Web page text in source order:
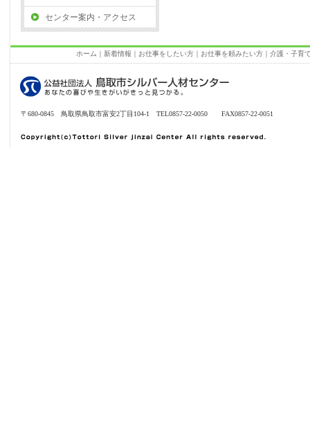
センター案内・アクセス
ホーム ｜ 新着情報 ｜ お仕事をしたい方 ｜ お仕事を頼みたい方 ｜ 介護・子育
〒680-0845 鳥取県鳥取市富安2丁目104-1 TEL0857-22-0050 FAX0857-22-0051